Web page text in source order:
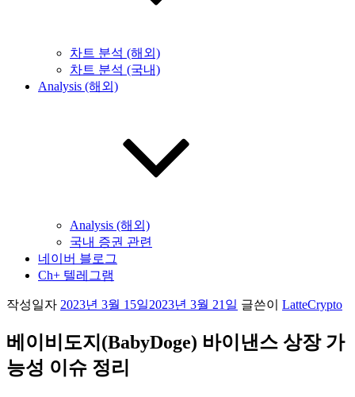
차트 분석 (해외)
차트 분석 (국내)
Analysis (해외)
Analysis (해외)
국내 증권 관련
네이버 블로그
Ch+ 텔레그램
작성일자 2023년 3월 15일2023년 3월 21일 글쓴이 LatteCrypto
베이비도지(BabyDoge) 바이낸스 상장 가
능성 이슈 정리